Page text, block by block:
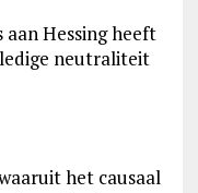
Hessing heeft
neutraliteit
het causaal